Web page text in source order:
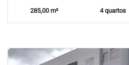
285,00 m² 4 quartos